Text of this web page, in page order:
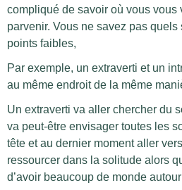
compliqué de savoir où vous vous
parvenir. Vous ne savez pas
points faibles,
Par exemple, un extraverti et un
au même endroit de la même
Un extraverti va aller chercher du
va peut-être envisager toutes les
tête et au dernier moment aller
ressourcer dans la solitude alors
d’avoir beaucoup de monde